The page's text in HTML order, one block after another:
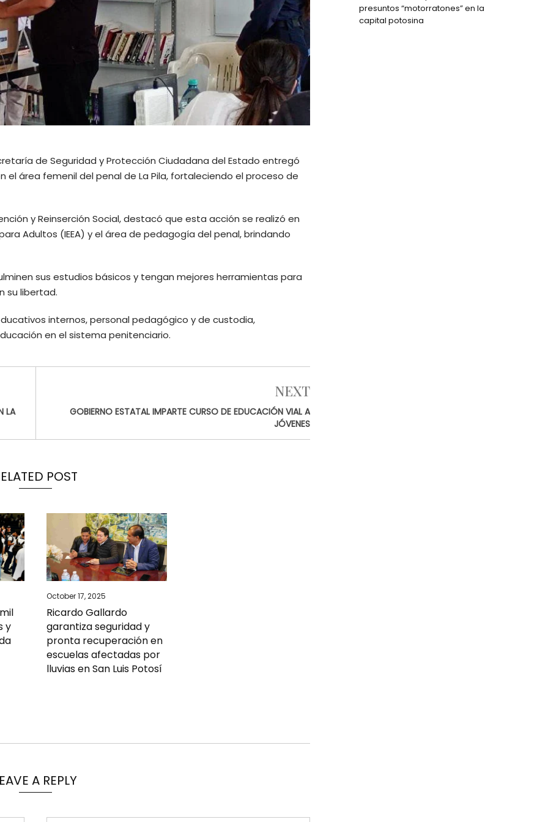
de Seguridad y Protección Ciudadana del Estado entregó
área femenil del penal de La Pila, fortaleciendo el proceso de
y Reinserción Social, destacó que esta acción se realizó en
Adultos (IEEA) y el área de pedagogía del penal, brindando
sus estudios básicos y tengan mejores herramientas para
su libertad.
internos, personal pedagógico y de custodia,
en el sistema penitenciario.
LA
NEXT
GOBIERNO ESTATAL IMPARTE CURSO DE EDUCACIÓN VIAL A
JÓVENES
POST
y
October 17, 2025
Ricardo Gallardo
garantiza seguridad y
pronta recuperación en
escuelas afectadas por
lluvias en San Luis Potosí
A REPLY
presuntos “motorratones” en la
capital potosina